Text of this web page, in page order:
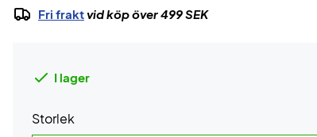
Fri fraktvid köp över 499 SEK
I lager
Storlek